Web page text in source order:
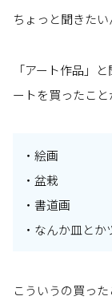
ちょっと聞きたい
「アート作品」
ートを買ったこ
・絵画
・盆栽
・書道画
・なんか皿とか
こういうの買っ